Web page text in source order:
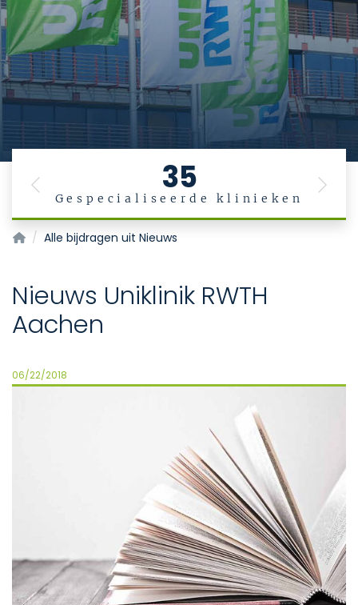
35
Gespecialiseerde klinieken
Previous Next
Startpagina
Alle bijdragen uit Nieuws
Nieuws Uniklinik RWTH
Aachen
06/22/2018